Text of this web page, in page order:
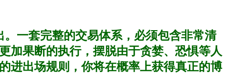
一套完整的交易体系，必须包含非常清
加果断的执行，摆脱由于贪婪、恐惧等人
进出场规则，你将在概率上获得真正的博